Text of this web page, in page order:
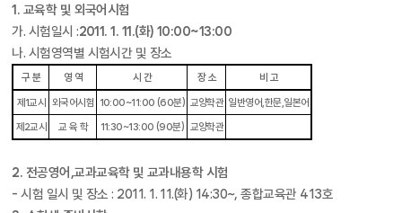
1. 교육학 및 외국어시험
가. 시험일시 :2011. 1. 11.(화) 10:00~13:00
나. 시험영역별 시험시간 및 장소
구 분 영 역 시 간 장 소
비 고
제1교시
외국어시험 10:00~11:00 (60분) 교양학관 일반영어,한문,일본어
제2교시
교 육 학 11:30~13:00 (90분) 교양학관
2. 전공영어,교과교육학 및 교과내용학 시험
- 시험 일시 및 장소 : 2011. 1. 11.(화) 14:30~, 종합교육관 413호